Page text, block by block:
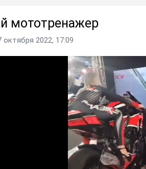
мототренажер
октября 2022, 17:09